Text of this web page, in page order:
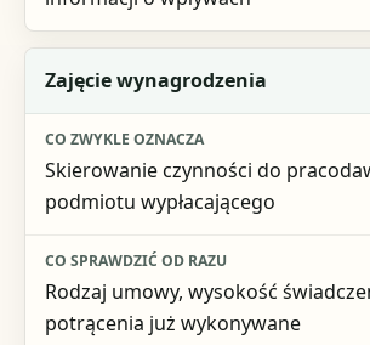
Zajęcie wynagrodzenia
Skierowanie czynności do
podmiotu wypłacającego
Rodzaj umowy, wysokość
potrącenia już wykonywane